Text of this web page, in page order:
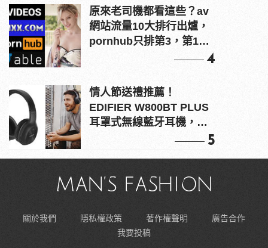
原來老司機都看這些？av
網站流量10大排行出爐，
pornhub只排第3，第1名
4
情人節送禮推薦！
EDIFIER W800BT PLUS
耳罩式無線藍牙耳機，在
5
關於我們 隱私權政策 著作權聲明
廣告合作
我要投稿